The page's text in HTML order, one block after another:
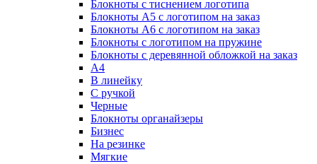
Блокноты с тиснением логотипа
Блокноты А5 с логотипом на заказ
Блокноты А6 с логотипом на заказ
Блокноты с логотипом на пружине
Блокноты с деревянной обложкой на заказ
A4
В линейку
С ручкой
Черные
Блокноты органайзеры
Бизнес
На резинке
Мягкие